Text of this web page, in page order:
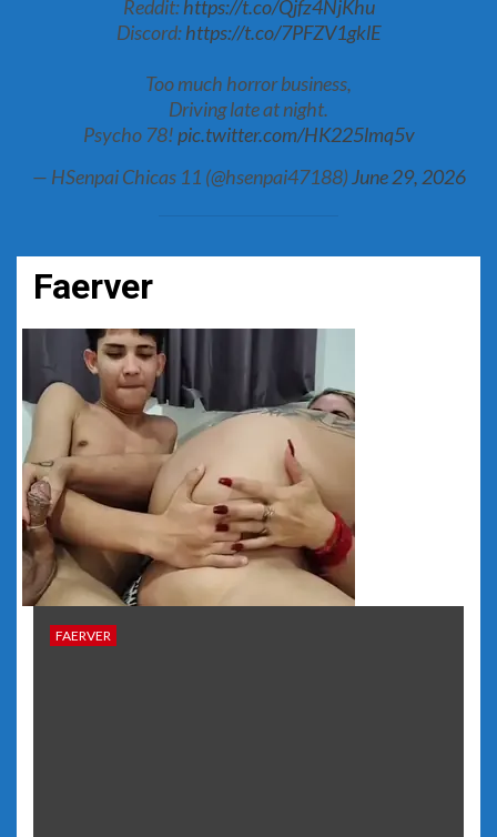
Reddit:https://t.co/Qjfz4NjKhu
Discord:https://t.co/7PFZV1gklE
Too much horror business,
Driving late at night.
Psycho 78!pic.twitter.com/HK225lmq5v
— HSenpai Chicas 11 (@hsenpai47188) June 29, 2026
Faerver
FAERVER